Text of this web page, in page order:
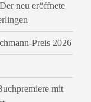
neu eröffnete
Preis 2026
mit